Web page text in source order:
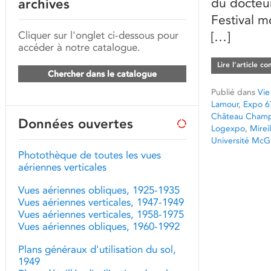
Festival
[…]
Lire l’article
Publié dans
Lamour, Expo
Château
Logexpo,
Université
archives
Cliquer sur l'onglet ci-dessous pour
accéder à notre catalogue.
Chercher dans le catalogue
Données ouvertes
Photothèque de toutes les vues
aériennes verticales
Vues aériennes obliques, 1925-1935
Vues aériennes verticales, 1947-1949
Vues aériennes verticales, 1958-1975
Vues aériennes obliques, 1960-1992
Plans généraux d'utilisation du sol,
1949